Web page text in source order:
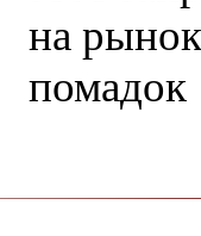
на
помадок